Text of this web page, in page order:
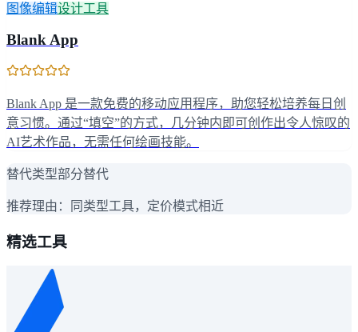
图像编辑设计工具
Blank App
Blank App 是一款免费的移动应用程序，助您轻松培养每日创
意习惯。通过“填空”的方式，几分钟内即可创作出令人惊叹的
AI艺术作品，无需任何绘画技能。
替代类型部分替代
推荐理由： 同类型工具，定价模式相近
精选工具